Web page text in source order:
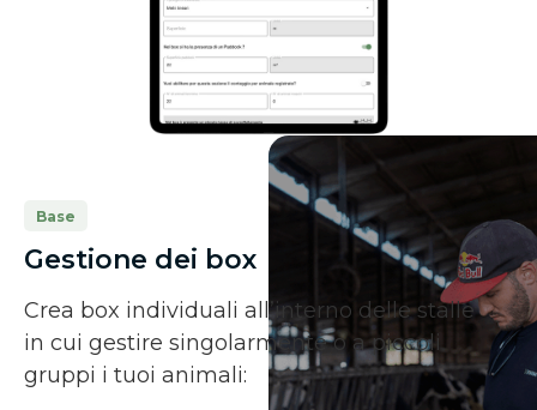
Base
Gestione dei box
Crea box individuali all’interno delle stalle
in cui gestire singolarmente o a piccoli
gruppi i tuoi animali: